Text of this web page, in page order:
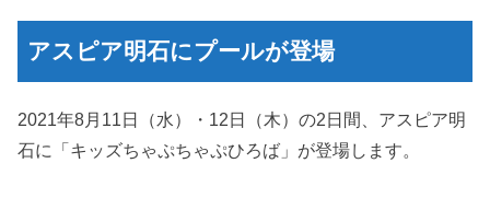
アスピア明石にプールが登場
2021年8月11日（水）・12日（木）の2日間、アスピア明
石に「キッズちゃぷちゃぷひろば」が登場します。